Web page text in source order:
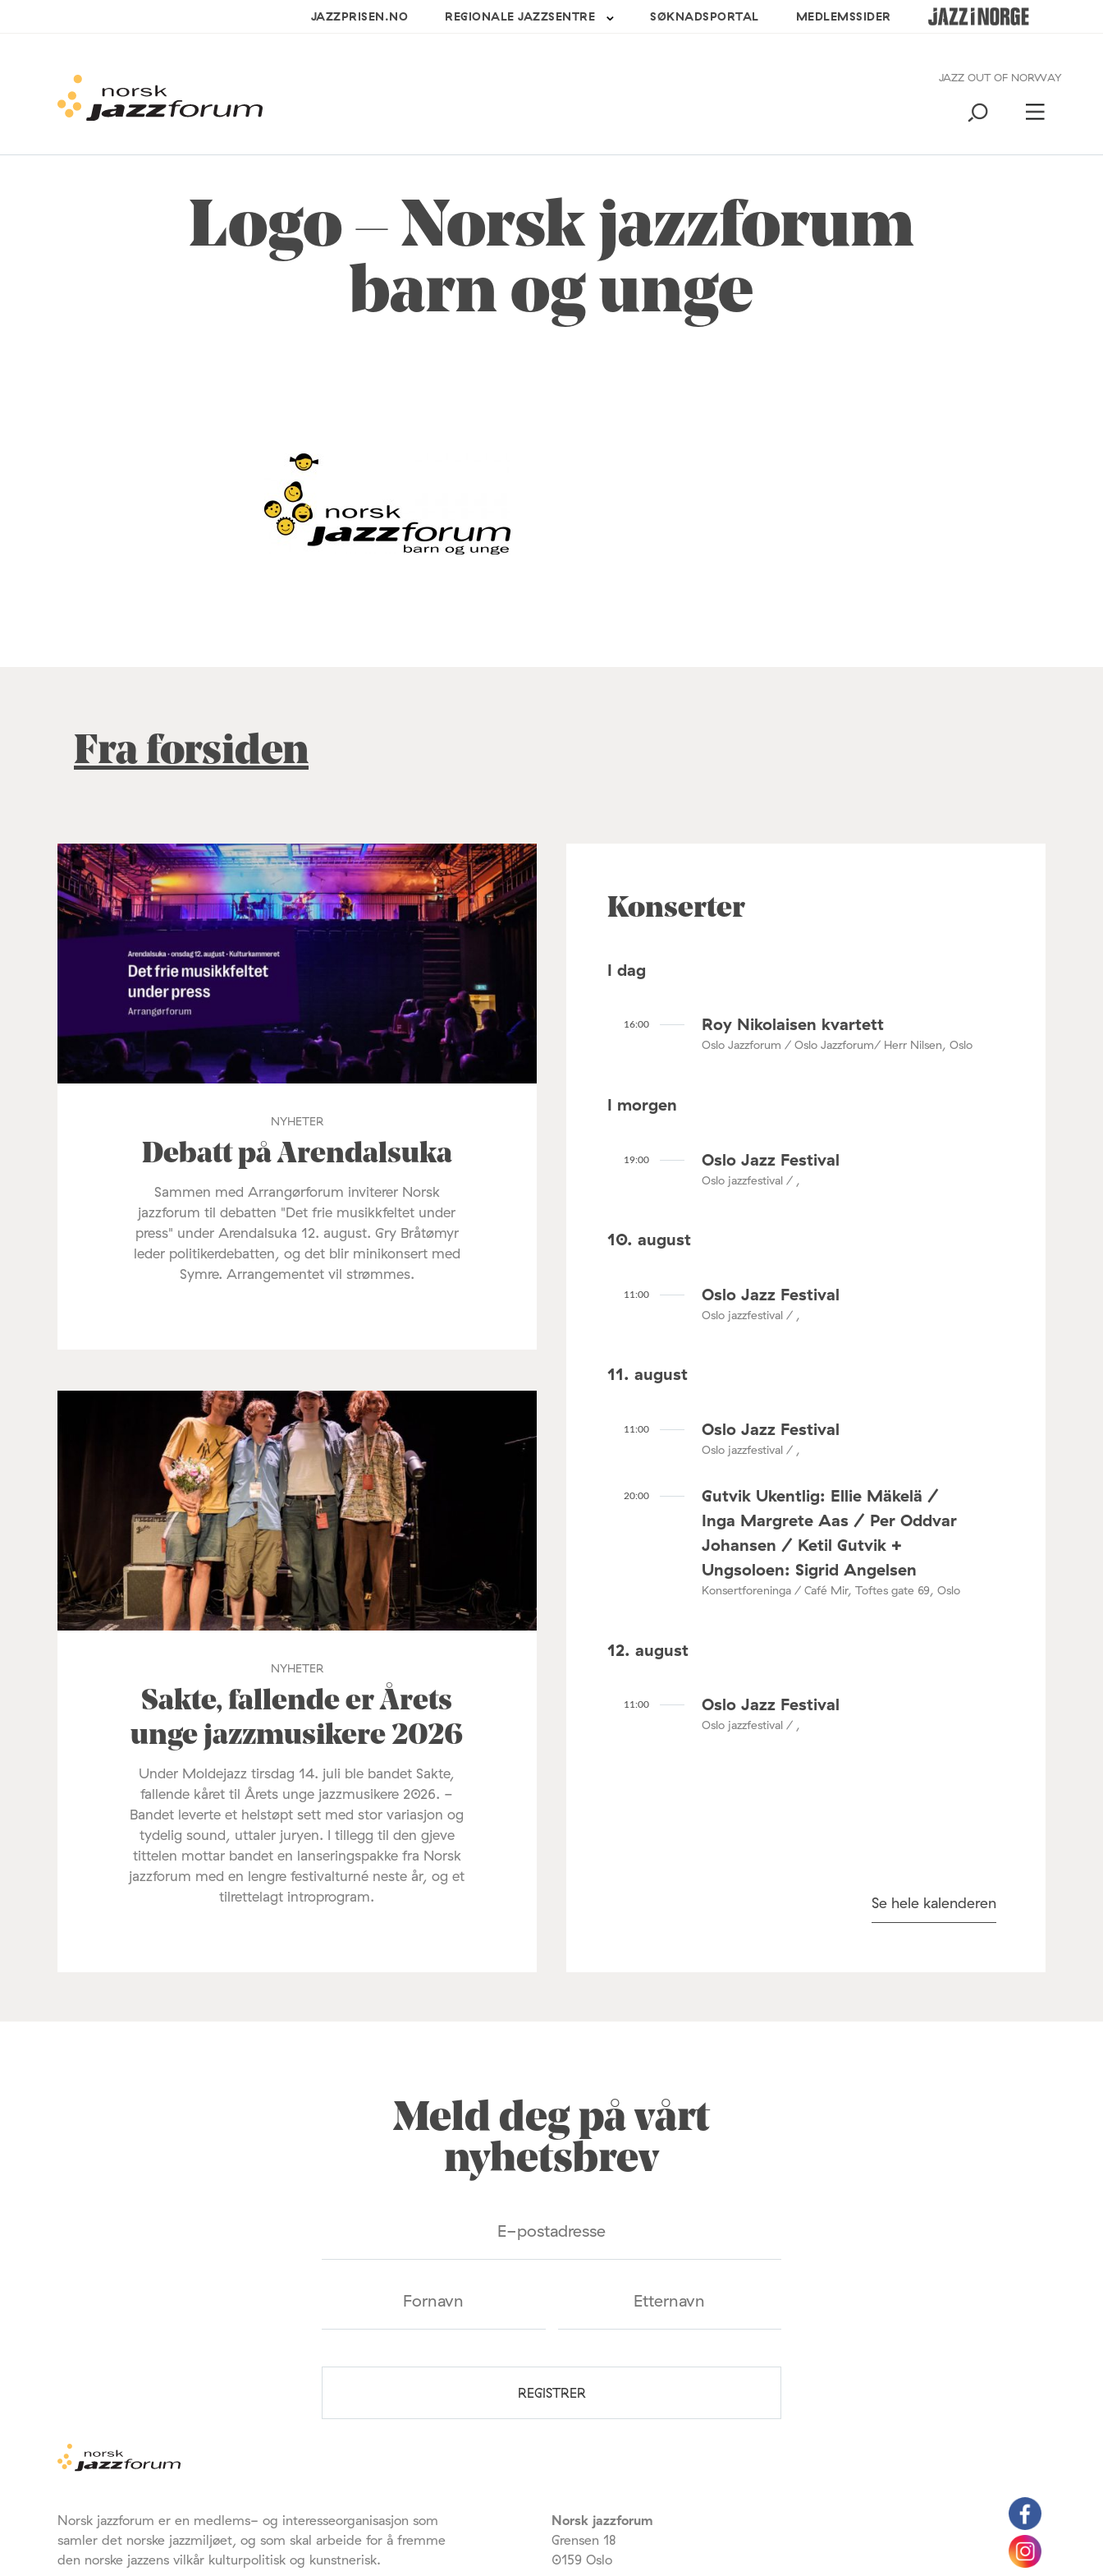
JAZZPRISEN.NO REGIONALE JAZZSENTRE SØKNADSPORTAL MEDLEMSSIDER
JAZZ OUT OF NORWAY
Logo – Norsk jazzforum
barn og unge
Fra forsiden
NYHETER
Debatt på Arendalsuka
Sammen med Arrangørforum inviterer Norsk
jazzforum til debatten "Det frie musikkfeltet under
press" under Arendalsuka 12. august. Gry Bråtømyr
leder politikerdebatten, og det blir minikonsert med
Symre. Arrangementet vil strømmes.
NYHETER
Sakte, fallende er Årets
unge jazzmusikere 2026
Under Moldejazz tirsdag 14. juli ble bandet Sakte,
fallende kåret til Årets unge jazzmusikere 2026. -
Bandet leverte et helstøpt sett med stor variasjon og
tydelig sound, uttaler juryen. I tillegg til den gjeve
tittelen mottar bandet en lanseringspakke fra Norsk
jazzforum med en lengre festivalturné neste år, og et
tilrettelagt introprogram.
Konserter
I dag
16:00 Roy Nikolaisen kvartett
Oslo Jazzforum / Oslo Jazzforum/ Herr Nilsen, Oslo
I morgen
19:00 Oslo Jazz Festival
Oslo jazzfestival / ,
10. august
11:00 Oslo Jazz Festival
Oslo jazzfestival / ,
11. august
11:00 Oslo Jazz Festival
Oslo jazzfestival / ,
20:00
Gutvik Ukentlig: Ellie Mäkelä /
Inga Margrete Aas / Per Oddvar
Johansen / Ketil Gutvik +
Ungsoloen: Sigrid Angelsen
Konsertforeninga / Café Mir, Toftes gate 69, Oslo
12. august
11:00 Oslo Jazz Festival
Oslo jazzfestival / ,
Se hele kalenderen
Meld deg på vårt
nyhetsbrev
Norsk jazzforum er en medlems- og interesseorganisasjon som
samler det norske jazzmiljøet, og som skal arbeide for å fremme
den norske jazzens vilkår kulturpolitisk og kunstnerisk.
Norsk jazzforum
Grensen 18
0159 Oslo